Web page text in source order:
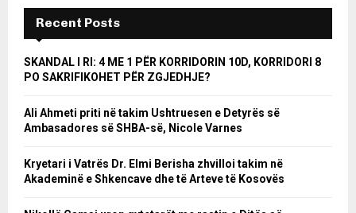
Recent Posts
SKANDAL I RI: 4 ME 1 PËR KORRIDORIN 10D, KORRIDORI 8
PO SAKRIFIKOHET PËR ZGJEDHJE?
Ali Ahmeti priti në takim Ushtruesen e Detyrës së
Ambasadores së SHBA-së, Nicole Varnes
Kryetari i Vatrës Dr. Elmi Berisha zhvilloi takim në
Akademinë e Shkencave dhe të Arteve të Kosovës